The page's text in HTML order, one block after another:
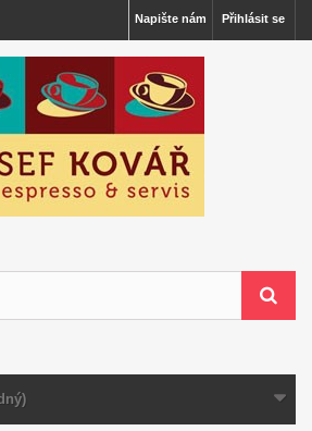
Přihlásit se
Napište nám